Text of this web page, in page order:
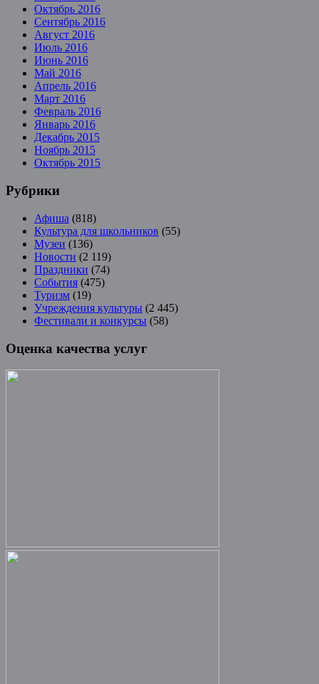
Октябрь 2016
Сентябрь 2016
Август 2016
Июль 2016
Июнь 2016
Май 2016
Апрель 2016
Март 2016
Февраль 2016
Январь 2016
Декабрь 2015
Ноябрь 2015
Октябрь 2015
Рубрики
Афиша (818)
Культура для школьников (55)
Музеи (136)
Новости (2 119)
Праздники (74)
События (475)
Туризм (19)
Учреждения культуры (2 445)
Фестивали и конкурсы (58)
Оценка качества услуг